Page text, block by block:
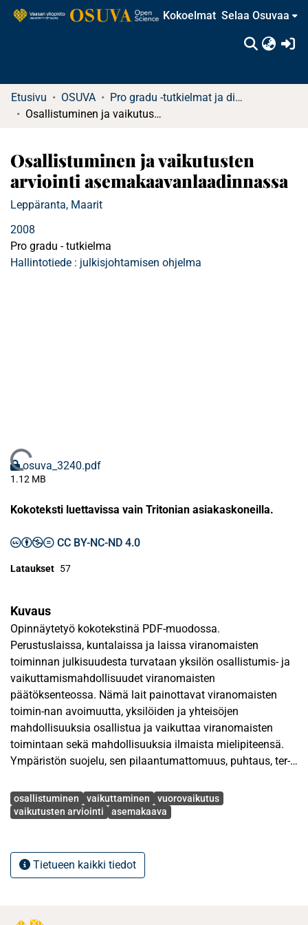
Kokoelmat Selaa Osuvaa
Etusivu OSUVA
Pro gradu -tutkielmat ja diplomityöt (rajattu saatavuus)
Osallistuminen ja vaikutusten arviointi asemakaavanlaadinnassa
Osallistuminen ja vaikutusten
arviointi asemakaavanlaadinnassa
Leppäranta, Maarit
2008
Pro gradu - tutkielma
Hallintotiede : julkisjohtamisen ohjelma
Ladataan...
osuva_3240.pdf
1.12 MB
Kokoteksti luettavissa vain Tritonian asiakaskoneilla.
CC BY-NC-ND 4.0
Lataukset 57
Kuvaus
Opinnäytetyö kokotekstinä PDF-muodossa.
Perustuslaissa, kuntalaissa ja laissa viranomaisten
toiminnan julkisuudesta turvataan yksilön osallistumis- ja
vaikuttamismahdollisuudet viranomaisten
päätöksenteossa. Nämä lait painottavat viranomaisten
toimin-nan avoimuutta, yksilöiden ja yhteisöjen
mahdollisuuksia osallistua ja vaikuttaa viranomaisten
toimintaan sekä mahdollisuuksia ilmaista mielipiteensä.
Ympäristön suojelu, sen pilaantumattomuus, puhtaus, ter-
yhteiskunnallisena tavoitteena. Perustuslaissa on nimen-
omaisesti turvattu jokaiselle oikeus terveelliseen
on kestävän kehityksen periaatteen huomioon ottaminen
viranomaisten päätöksenteossa. Maankäyttön
Avainsanat
osallistuminen vaikuttaminen
vuorovaikutus
vaikutusten arviointi
asemakaava
Tietueen kaikki tiedot